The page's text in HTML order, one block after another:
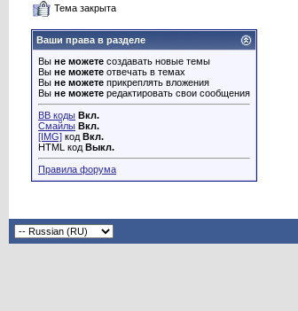
Тема закрыта
Ваши права в разделе
Вы не можете создавать новые темы
Вы не можете отвечать в темах
Вы не можете прикреплять вложения
Вы не можете редактировать свои сообщения
BB коды Вкл.
Смайлы Вкл.
[IMG] код Вкл.
HTML код Выкл.
Правила форума